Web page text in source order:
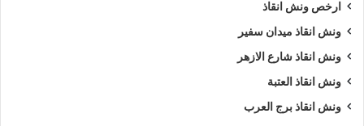
ارخص ونش انقاذ
ونش انقاذ ميدان سفير
ونش انقاذ شارع الازهر
ونش انقاذ العتبة
ونش انقاذ برج العرب